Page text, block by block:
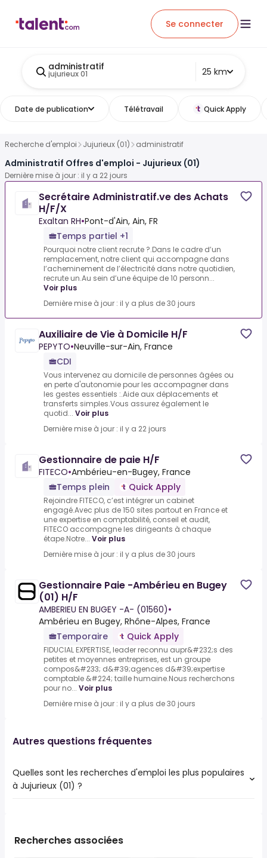
Se connecter
administratif
jujurieux 01 25 km
Date de publication Télétravail Quick Apply
Recherche d'emploi Jujurieux (01) administratif
Administratif Offres d'emploi - Jujurieux (01)
Dernière mise à jour : il y a 22 jours
Secrétaire Administratif.ve des Achats
H/F/X
Exaltan RH•Pont-d'Ain, Ain, FR
Temps partiel +1
Pourquoi notre client recrute ?.Dans le cadre d’un
remplacement, notre client qui accompagne dans
l’acheminement de l’électricité dans notre quotidien,
recrute un.Au sein d’une équipe de 10 personn...
Voir plus
Dernière mise à jour : il y a plus de 30 jours
Auxiliaire de Vie à Domicile H/F
PEPYTO•Neuville-sur-Ain, France
CDI
Vous intervenez au domicile de personnes âgées ou
en perte d'autonomie pour les accompagner dans
les gestes essentiels :.Aide aux déplacements et
transferts simples.Vous assurez également le
quotid... Voir plus
Dernière mise à jour : il y a 22 jours
Gestionnaire de paie H/F
FITECO•Ambérieu-en-Bugey, France
Temps plein
Quick Apply
Rejoindre FITECO, c’est intégrer un cabinet
engagé.Avec plus de 150 sites partout en France et
une expertise en comptabilité, conseil et audit,
FITECO accompagne les dirigeants à chaque
étape.Notre... Voir plus
Dernière mise à jour : il y a plus de 30 jours
Gestionnaire Paie -Ambérieu en Bugey
(01) H/F
AMBERIEU EN BUGEY -A- (01560)•
Ambérieu en Bugey, Rhône-Alpes, France
Temporaire
Quick Apply
FIDUCIAL EXPERTISE, leader reconnu aupr&#232;s des
petites et moyennes entreprises, est un groupe
compos&#233; d&#39;agences d&#39;expertise
comptable &#224; taille humaine.Nous recherchons
pour no... Voir plus
Dernière mise à jour : il y a plus de 30 jours
Autres questions fréquentes
Quelles sont les recherches d'emploi les plus populaires
à Jujurieux (01) ?
public
Recherches associées